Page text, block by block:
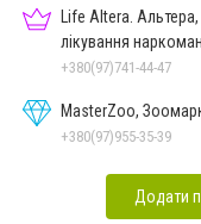
Life Altera.
лікування
зняття ломки
+380(97)741-44-47
MasterZoo,
+380(97)955-35-39
Додати